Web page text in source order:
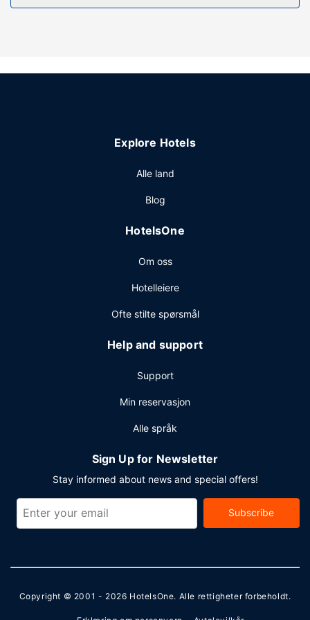
concierge-tjenester og peis i lobbyen.
Explore Hotels
Alle land
Blog
HotelsOne
Om oss
Hotelleiere
Ofte stilte spørsmål
Help and support
Support
Min reservasjon
Alle språk
Sign Up for Newsletter
Stay informed about news and special offers!
Subscribe
Copyright © 2001 - 2026 HotelsOne. Alle rettigheter forbeholdt.